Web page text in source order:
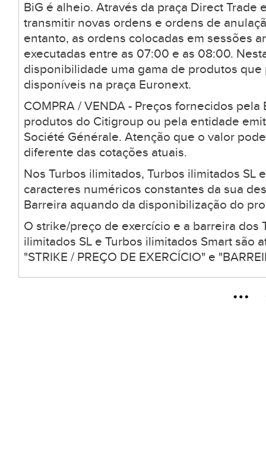
BiG é alheio. Através da praça Direct Trade
transmitir novas ordens e ordens de
entanto, as ordens colocadas em sessões
executadas entre as 07:00 e as 08:00.
disponibilidade uma gama de produtos
disponíveis na praça Euronext.
COMPRA / VENDA - Preços fornecidos
produtos do Citigroup ou pela entidade
Société Générale. Atenção que o valor
diferente das cotações atuais.
Nos Turbos ilimitados, Turbos ilimitados SL
caracteres numéricos constantes da sua
Barreira aquando da disponibilização do
O strike/preço de exercício e a barreira dos
ilimitados SL e Turbos ilimitados Smart são
"STRIKE / PREÇO DE EXERCÍCIO" e